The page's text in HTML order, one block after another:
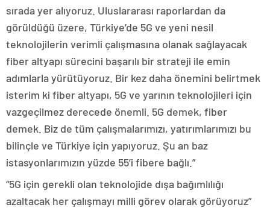
sırada yer alıyoruz. Uluslararası raporlardan da
görüldüğü üzere, Türkiye’de 5G ve yeni nesil
teknolojilerin verimli çalışmasına olanak sağlayacak
fiber altyapı sürecini başarılı bir strateji ile emin
adımlarla yürütüyoruz. Bir kez daha önemini belirtmek
isterim ki fiber altyapı, 5G ve yarının teknolojileri için
vazgeçilmez derecede önemli. 5G demek, fiber
demek. Biz de tüm çalışmalarımızı, yatırımlarımızı bu
bilinçle ve Türkiye için yapıyoruz. Şu an baz
istasyonlarımızın yüzde 55’i fibere bağlı.”
“5G için gerekli olan teknolojide dışa bağımlılığı
azaltacak her çalışmayı milli görev olarak görüyoruz”